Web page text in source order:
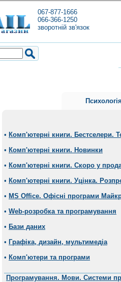
067-877-1666
066-366-1250
зворотній зв'язок
• Комп'ютерні книги. Бестселери.
• Комп'ютерні книги. Новинки
• Комп'ютерні книги. Скоро у
• Комп'ютерні книги. Уцінка.
• MS Office. Офісні програми
• Web-розробка та програмування
• Бази даних
• Графіка, дизайн, мультимедіа
• Комп'ютери та програми
Програмування. Мови. Системи